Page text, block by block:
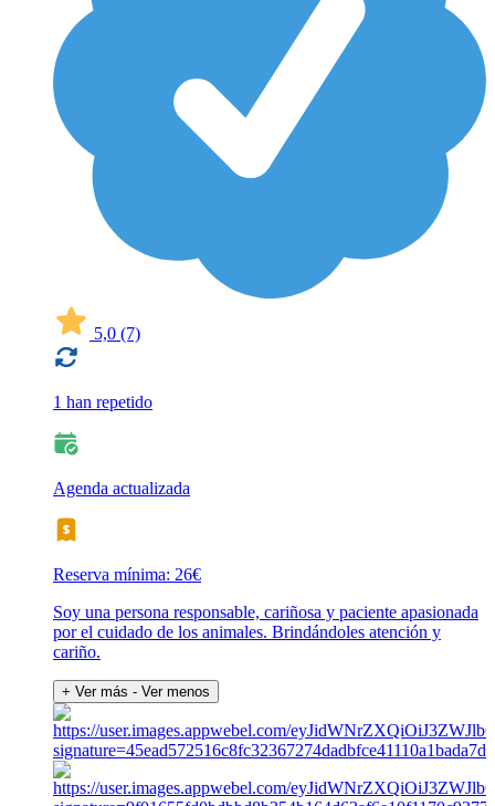
5,0 (7)
1 han repetido
Agenda actualizada
Reserva mínima: 26€
Soy una persona responsable, cariñosa y paciente apasionada
por el cuidado de los animales. Brindándoles atención y
cariño.
+ Ver más - Ver menos